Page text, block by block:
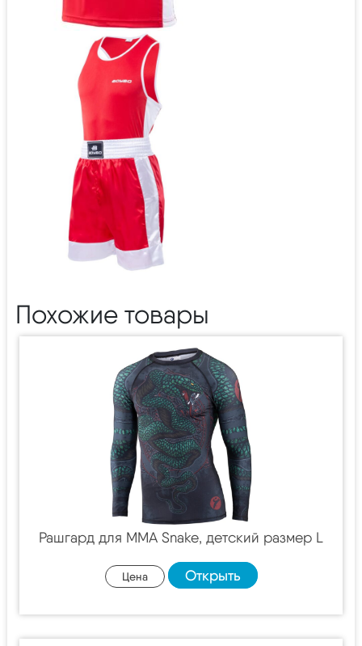
Похожие товары
Рашгард для MMA Snake, детский размер L
Цена Открыть